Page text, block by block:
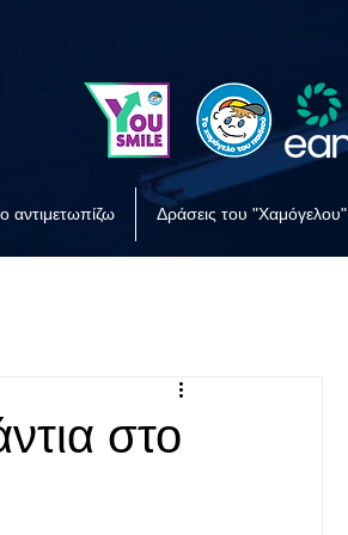
αντιμετωπίζω Δράσεις του "Χαμόγελου"
στο